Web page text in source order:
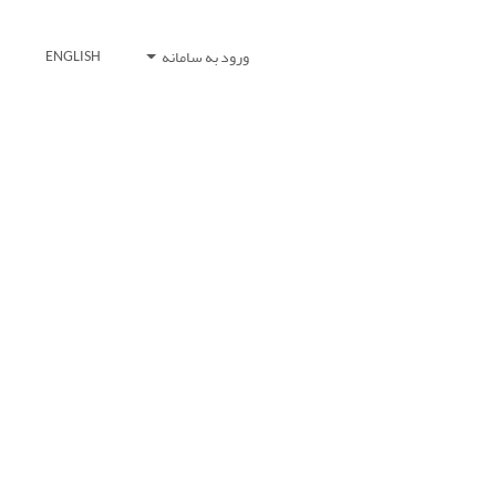
ورود به سامانه ENGLISH